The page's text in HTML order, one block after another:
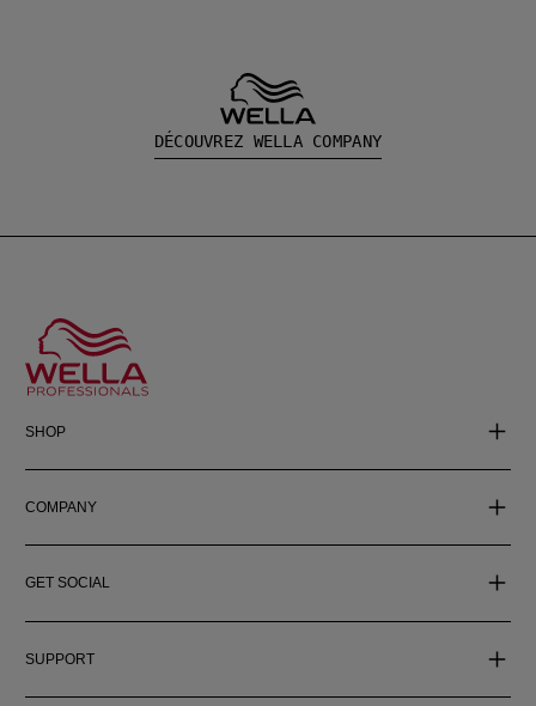
DÉCOUVREZ WELLA COMPANY
SHOP
COMPANY
GET SOCIAL
SUPPORT